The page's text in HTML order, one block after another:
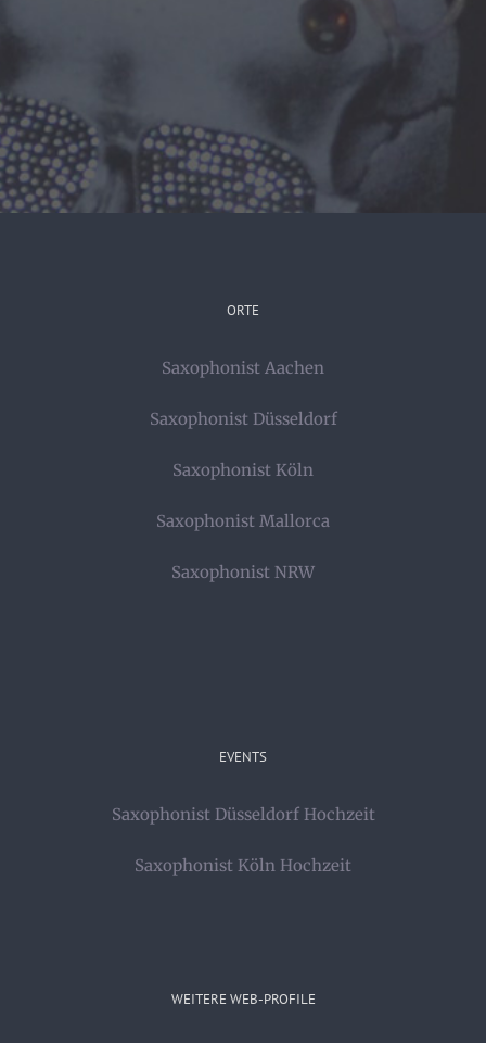
ORTE
Saxophonist Aachen
Saxophonist Düsseldorf
Saxophonist Köln
Saxophonist Mallorca
Saxophonist NRW
EVENTS
Saxophonist Düsseldorf Hochzeit
Saxophonist Köln Hochzeit
WEITERE WEB-PROFILE